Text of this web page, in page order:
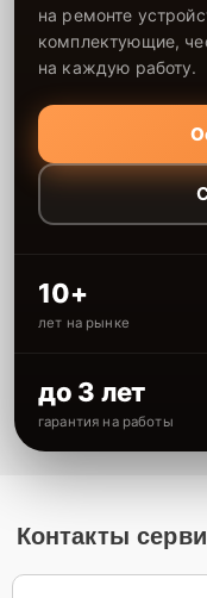
на ремонте
комплектующие,
на каждую работу.
10+
лет на рынке
до 3 лет
гарантия на работы
Контакты